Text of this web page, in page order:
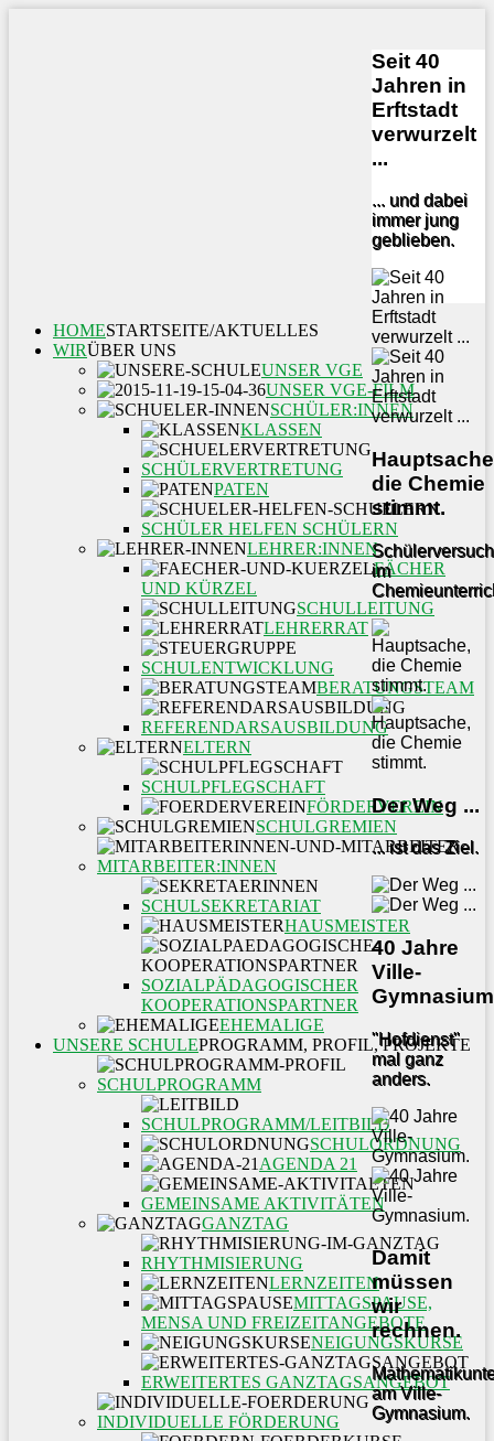
Seit 40
Jahren in
Erftstadt
verwurzelt
...
... und dabei
immer jung
geblieben.
die Chemie
stimmt.
im
Der Weg ...
... ist das Ziel.
40 Jahre
Ville-
"Hofdienst"
mal ganz
anders.
Damit
müssen
wir
rechnen.
am Ville-
Gymnasium.
HOMESTARTSEITE/AKTUELLES
WIRÜBER UNS
UNSER VGE
UNSER VGE-FILM
SCHÜLER:INNEN
KLASSEN
SCHÜLERVERTRETUNG
PATEN
SCHÜLER HELFEN SCHÜLERN
LEHRER:INNEN
FÄCHER
UND KÜRZEL
SCHULLEITUNG
LEHRERRAT
SCHULENTWICKLUNG
BERATUNGSTEAM
REFERENDARSAUSBILDUNG
ELTERN
SCHULPFLEGSCHAFT
FÖRDERVEREIN
SCHULGREMIEN
MITARBEITER:INNEN
SCHULSEKRETARIAT
HAUSMEISTER
SOZIALPÄDAGOGISCHER
KOOPERATIONSPARTNER
EHEMALIGE
UNSERE SCHULEPROGRAMM, PROFIL, PROJEKTE
SCHULPROGRAMM
SCHULPROGRAMM/LEITBILD
SCHULORDNUNG
AGENDA 21
GEMEINSAME AKTIVITÄTEN
GANZTAG
RHYTHMISIERUNG
LERNZEITEN
MITTAGSPAUSE,
MENSA UND FREIZEITANGEBOTE
NEIGUNGSKURSE
ERWEITERTES GANZTAGSANGEBOT
INDIVIDUELLE FÖRDERUNG